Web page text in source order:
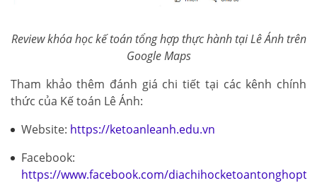
Review khóa học kế toán tổng hợp thực hành tại Lê Ánh trên
Google Maps
Tham khảo thêm đánh giá chi tiết tại các kênh chính
thức của Kế toán Lê Ánh:
Website: https://ketoanleanh.edu.vn
Facebook:
https://www.facebook.com/